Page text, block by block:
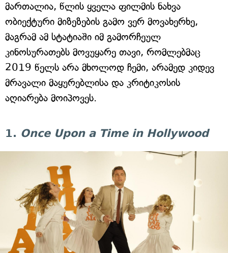
მართალია, წლის ყველა ფილმის ნახვა
ობიექტური მიზეზების გამო ვერ მოვახერხე,
მაგრამ ამ სტატიაში იმ გამორჩეულ
კინოსურათებს მოვუყარე თავი, რომლებმაც
2019 წელს არა მხოლოდ ჩემი, არამედ კიდევ
მრავალი მაყურებლისა და კრიტიკოსის
აღიარება მოიპოვეს.
1. Once Upon a Time in Hollywood